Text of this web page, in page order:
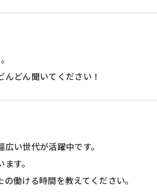
どん聞いてください！
い世代が活躍中です。
す。
働ける時間を教えてください。